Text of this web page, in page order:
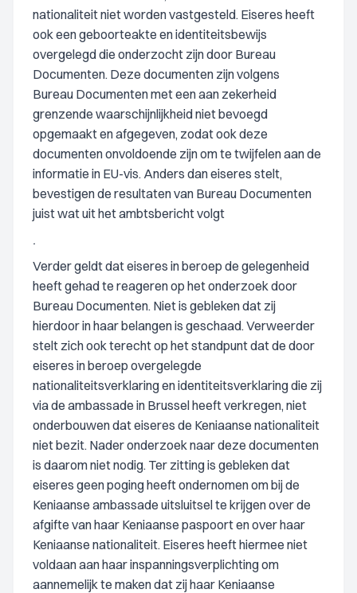
nationaliteit niet worden vastgesteld. Eiseres heeft
ook een geboorteakte en identiteitsbewijs
overgelegd die onderzocht zijn door Bureau
Documenten. Deze documenten zijn volgens
Bureau Documenten met een aan zekerheid
grenzende waarschijnlijkheid niet bevoegd
opgemaakt en afgegeven, zodat ook deze
documenten onvoldoende zijn om te twijfelen aan de
informatie in EU-vis. Anders dan eiseres stelt,
bevestigen de resultaten van Bureau Documenten
juist wat uit het ambtsbericht volgt
.
Verder geldt dat eiseres in beroep de gelegenheid
heeft gehad te reageren op het onderzoek door
Bureau Documenten. Niet is gebleken dat zij
hierdoor in haar belangen is geschaad. Verweerder
stelt zich ook terecht op het standpunt dat de door
eiseres in beroep overgelegde
nationaliteitsverklaring en identiteitsverklaring die zij
via de ambassade in Brussel heeft verkregen, niet
onderbouwen dat eiseres de Keniaanse nationaliteit
niet bezit. Nader onderzoek naar deze documenten
is daarom niet nodig. Ter zitting is gebleken dat
eiseres geen poging heeft ondernomen om bij de
Keniaanse ambassade uitsluitsel te krijgen over de
afgifte van haar Keniaanse paspoort en over haar
Keniaanse nationaliteit. Eiseres heeft hiermee niet
voldaan aan haar inspanningsverplichting om
aannemelijk te maken dat zij haar Keniaanse